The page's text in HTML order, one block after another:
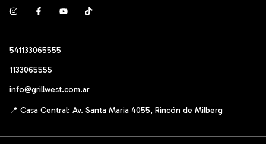
541133065555
1133065555
info@grillwest.com.ar